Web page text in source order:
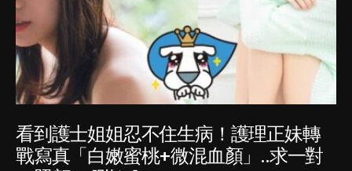
看到護士姐姐忍不住生病！護理正妹轉
戰寫真「白嫩蜜桃+微混血顏」..求一對